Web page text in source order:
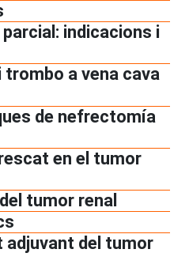
indicacions i
trombo a vena cava
de nefrectomía
en el tumor
tumor renal
adjuvant del tumor